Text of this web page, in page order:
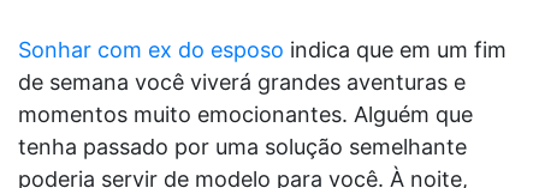
Sonhar com ex do esposo indica que em um fim
de semana você viverá grandes aventuras e
momentos muito emocionantes. Alguém que
tenha passado por uma solução semelhante
poderia servir de modelo para você. À noite,